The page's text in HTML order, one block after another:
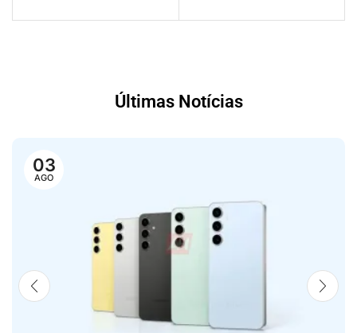
Últimas Notícias
03
AGO